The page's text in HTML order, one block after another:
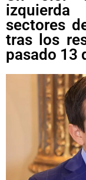
sectores
tras los
pasado 13